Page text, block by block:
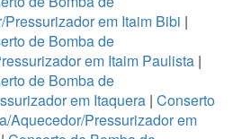
em Itaim Bibi |
de Bomba de
em Itaim Paulista |
de Bomba de
em Itaquera | Conserto
Aquecedor/Pressurizador em